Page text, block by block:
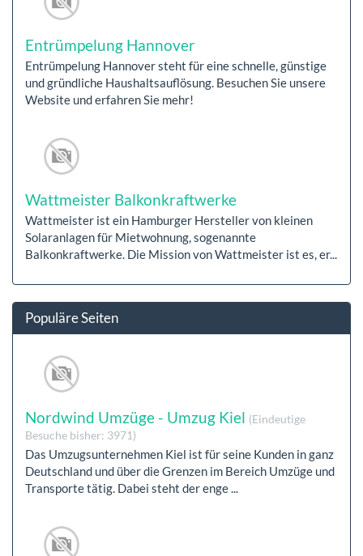
Entrümpelung Hannover
Entrümpelung Hannover steht für eine schnelle, günstige
und gründliche Haushaltsauflösung. Besuchen Sie unsere
Website und erfahren Sie mehr!
Wattmeister Balkonkraftwerke
Wattmeister ist ein Hamburger Hersteller von kleinen
Solaranlagen für Mietwohnung, sogenannte
Balkonkraftwerke. Die Mission von Wattmeister ist es, er...
Populäre Seiten
Nordwind Umzüge - Umzug Kiel (Eindeutige
Besuche bisher: 3971)
Das Umzugsunternehmen Kiel ist für seine Kunden in ganz
Deutschland und über die Grenzen im Bereich Umzüge und
Transporte tätig. Dabei steht der enge ...